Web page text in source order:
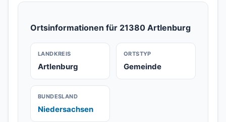
Ortsinformationen für 21380 Artlenburg
LANDKREIS
Artlenburg
ORTSTYP
Gemeinde
BUNDESLAND
Niedersachsen